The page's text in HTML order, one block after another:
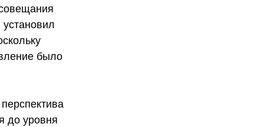
было
до уровня